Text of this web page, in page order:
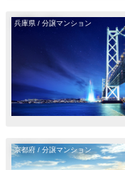
兵庫県 / 分譲マンション
京都府 / 分譲マンション